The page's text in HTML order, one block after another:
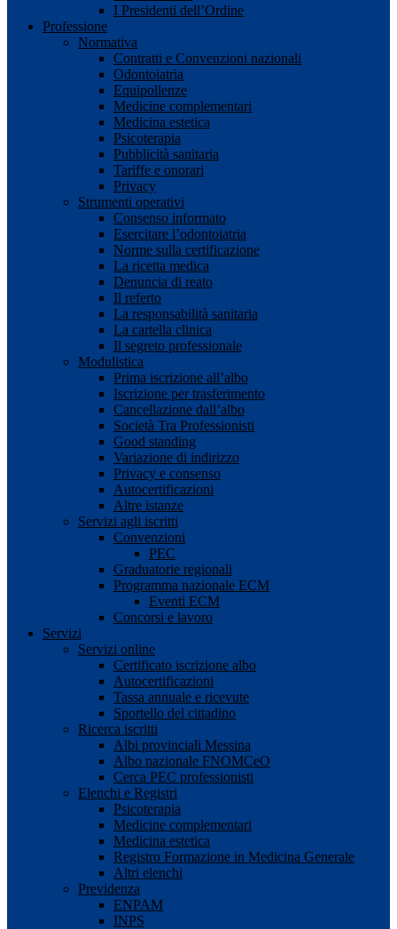
I Presidenti dell’Ordine
Professione
Normativa
Contratti e Convenzioni nazionali
Odontoiatria
Equipollenze
Medicine complementari
Medicina estetica
Psicoterapia
Pubblicità sanitaria
Tariffe e onorari
Privacy
Strumenti operativi
Consenso informato
Esercitare l’odontoiatria
Norme sulla certificazione
La ricetta medica
Denuncia di reato
Il referto
La responsabilità sanitaria
La cartella clinica
Il segreto professionale
Modulistica
Prima iscrizione all’albo
Iscrizione per trasferimento
Cancellazione dall’albo
Società Tra Professionisti
Good standing
Variazione di indirizzo
Privacy e consenso
Autocertificazioni
Altre istanze
Servizi agli iscritti
Convenzioni
PEC
Graduatorie regionali
Programma nazionale ECM
Eventi ECM
Concorsi e lavoro
Servizi
Servizi online
Certificato iscrizione albo
Autocertificazioni
Tassa annuale e ricevute
Sportello del cittadino
Ricerca iscritti
Albi provinciali Messina
Albo nazionale FNOMCeO
Cerca PEC professionisti
Elenchi e Registri
Psicoterapia
Medicine complementari
Medicina estetica
Registro Formazione in Medicina Generale
Altri elenchi
Previdenza
ENPAM
INPS